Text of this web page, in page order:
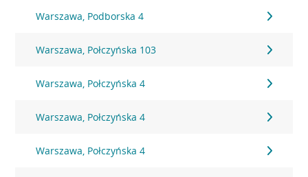
Warszawa, Podborska 4
Warszawa, Połczyńska 103
Warszawa, Połczyńska 4
Warszawa, Połczyńska 4
Warszawa, Połczyńska 4